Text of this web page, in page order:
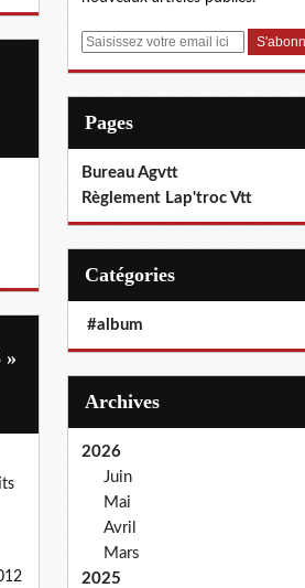
»
E
Pages
Bureau Agvtt
Règlement Lap'troc Vtt
Catégories
#album
Archives
2026
Juin
Mai
Avril
Mars
2025